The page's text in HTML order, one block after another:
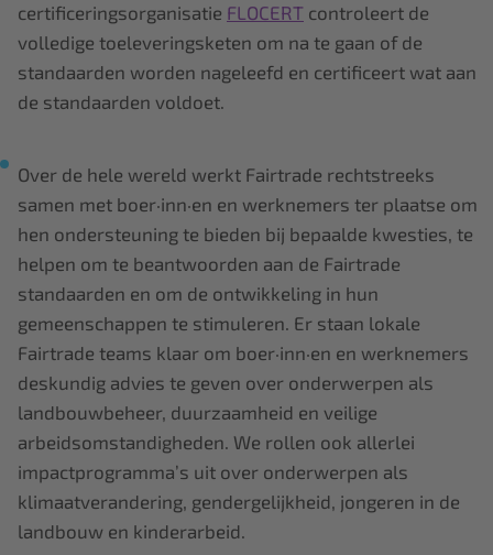
certificeringsorganisatie FLOCERT controleert de
volledige toeleveringsketen om na te gaan of de
standaarden worden nageleefd en certificeert wat aan
de standaarden voldoet.
Over de hele wereld werkt Fairtrade rechtstreeks
samen met boer·inn·en en werknemers ter plaatse om
hen ondersteuning te bieden bij bepaalde kwesties, te
helpen om te beantwoorden aan de Fairtrade
standaarden en om de ontwikkeling in hun
gemeenschappen te stimuleren. Er staan lokale
Fairtrade teams klaar om boer·inn·en en werknemers
deskundig advies te geven over onderwerpen als
landbouwbeheer, duurzaamheid en veilige
arbeidsomstandigheden. We rollen ook allerlei
impactprogramma’s uit over onderwerpen als
klimaatverandering, gendergelijkheid, jongeren in de
landbouw en kinderarbeid.